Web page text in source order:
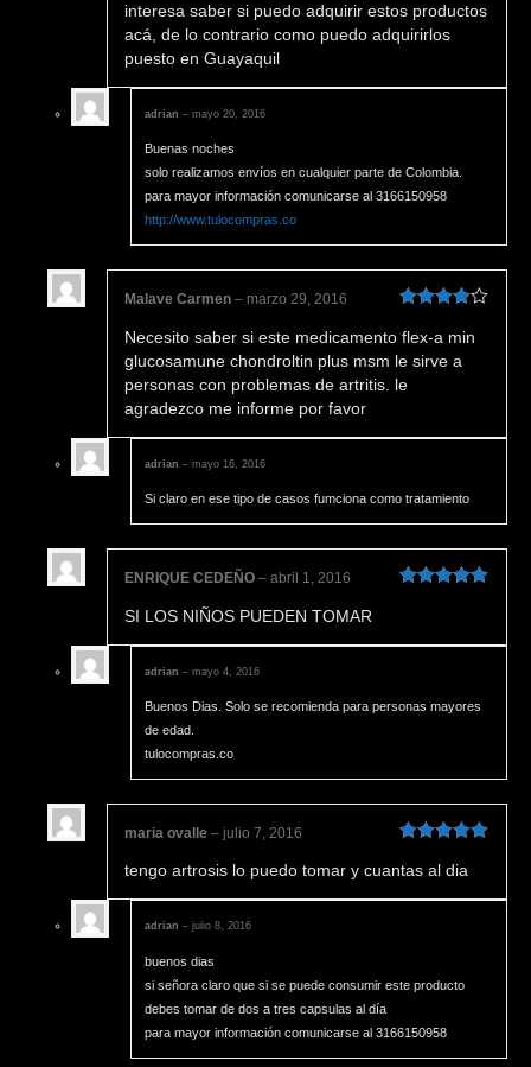
interesa saber si puedo adquirir estos productos
acá, de lo contrario como puedo adquirirlos
puesto en Guayaquil
adrian – mayo 20, 2016
Buenas noches
solo realizamos envíos en cualquier parte de Colombia.
para mayor información comunicarse al 3166150958
http://www.tulocompras.co
en4de 5
Malave Carmen – marzo 29, 2016
Necesito saber si este medicamento flex-a min
glucosamune chondroltin plus msm le sirve a
personas con problemas de artritis. le
agradezco me informe por favor
adrian – mayo 16, 2016
Si claro en ese tipo de casos fumciona como tratamiento
ENRIQUE CEDEÑO – abril 1, 2016
SI LOS NIÑOS PUEDEN TOMAR
adrian – mayo 4, 2016
Buenos Dias. Solo se recomienda para personas mayores
de edad.
tulocompras.co
5de 5
maria ovalle – julio 7, 2016
tengo artrosis lo puedo tomar y cuantas al dia
adrian – julio 8, 2016
buenos dias
si señora claro que si se puede consumir este producto
debes tomar de dos a tres capsulas al día
para mayor información comunicarse al 3166150958